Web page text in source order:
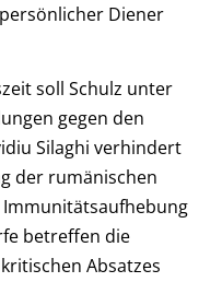
Diener
soll Schulz unter
gegen den
Silaghi verhindert
der rumänischen
betreffen die
Absatzes